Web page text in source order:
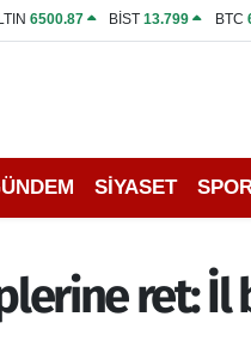
6500.87 BİST13.799 BTC
SİYASET
ret: